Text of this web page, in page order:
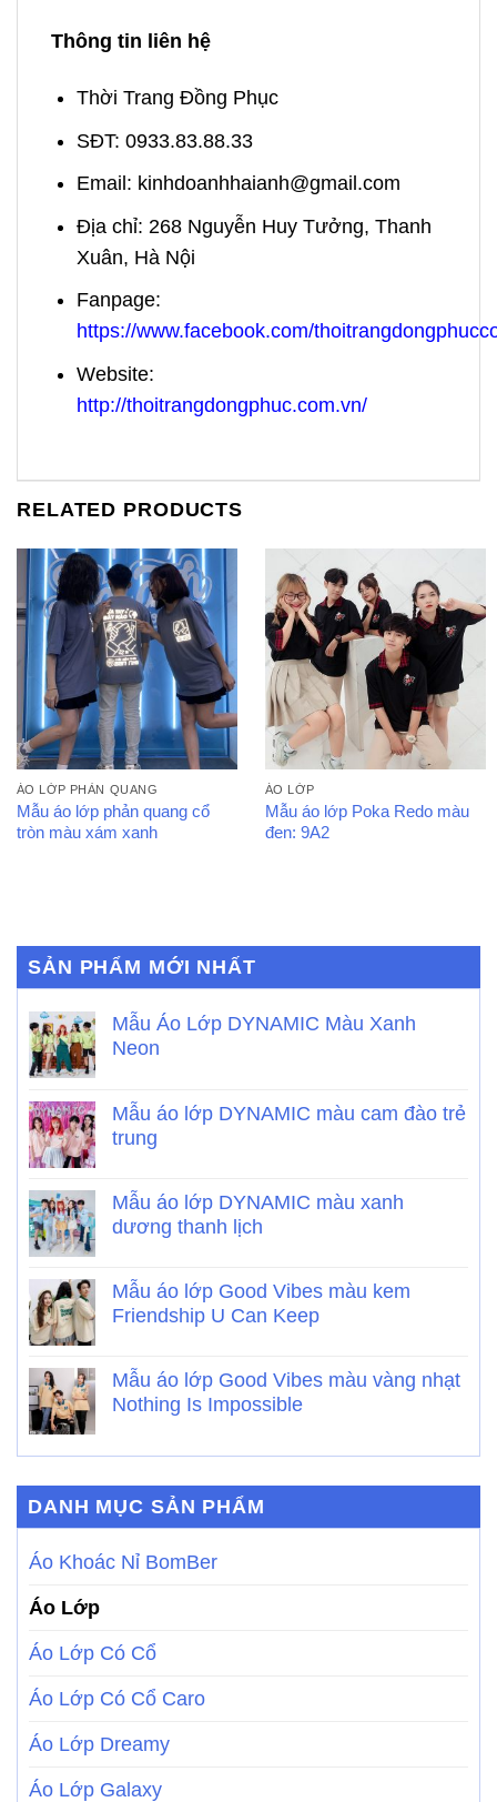
Thông tin liên hệ
Thời Trang Đồng Phục
SĐT: 0933.83.88.33
Email: kinhdoanhhaianh@gmail.com
Địa chỉ: 268 Nguyễn Huy Tưởng, Thanh
Xuân, Hà Nội
Fanpage:
https://www.facebook.com/
Website:
http://thoitrangdongphuc.com.vn/
RELATED PRODUCTS
ÁO LỚP PHẢN QUANG
Mẫu áo lớp phản quang cổ
tròn màu xám xanh
ÁO LỚP
Mẫu áo lớp Poka Redo màu
đen: 9A2
SẢN PHẨM MỚI NHẤT
Mẫu Áo Lớp DYNAMIC Màu Xanh
Neon
Mẫu áo lớp DYNAMIC màu cam đào trẻ
trung
Mẫu áo lớp DYNAMIC màu xanh
dương thanh lịch
Mẫu áo lớp Good Vibes màu kem
Friendship U Can Keep
Mẫu áo lớp Good Vibes màu vàng nhạt
Nothing Is Impossible
DANH MỤC SẢN PHẨM
Áo Khoác Nỉ BomBer
Áo Lớp
Áo Lớp Có Cổ
Áo Lớp Có Cổ Caro
Áo Lớp Dreamy
Áo Lớp Galaxy